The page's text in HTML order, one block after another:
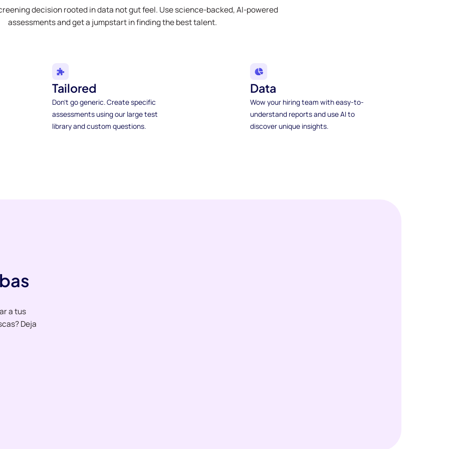
decision rooted in data not gut feel. Use science-backed, AI-powered
assessments and get a jumpstart in finding the best talent.
Tailored
Don't go generic. Create specific
assessments using our large test
library and custom questions.
Data
Wow your hiring team with easy-to-
understand reports and use AI to
discover unique insights.
a tus
Deja